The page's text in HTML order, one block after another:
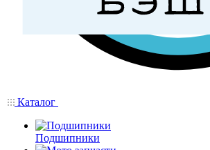
Каталог
Подшипники